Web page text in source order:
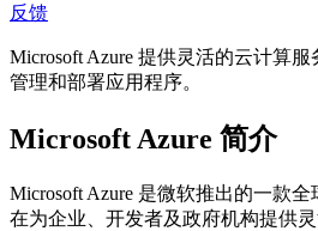
反馈
Microsoft Azure 提供灵活的云计算服
管理和部署应用程序。
Microsoft Azure 简介
Microsoft Azure 是微软推出的一款
在为企业、开发者及政府机构提供